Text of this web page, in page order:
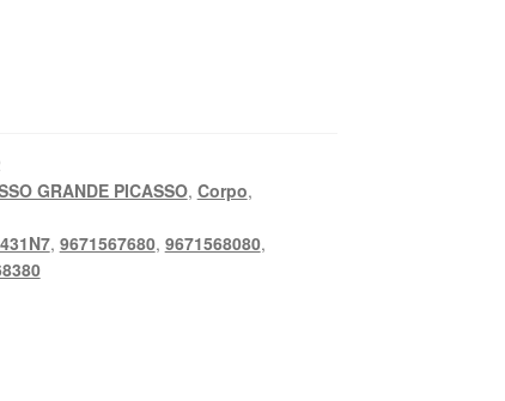
GRANDE PICASSO, Corpo,
, 9671567680, 9671568080,